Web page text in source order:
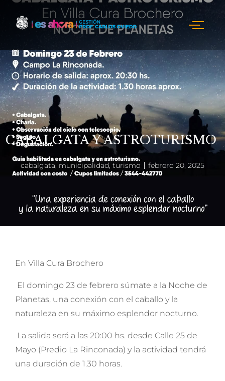
CABALGATA Y ASTROTURISMO
cabalgata, municipalidad, turismo febrero 20, 2025
En Villa Cura Brochero
El domingo 23 de febrero súmate a la Noche de
Planetas, una conexión con el caballo y la
naturaleza en su máximo esplendor nocturno.
La salida será a las 20:00 hs. desde Calle 25 de
Mayo (Predio La Rinconada) y la actividad tendrá
una duración de 1.30 horas.